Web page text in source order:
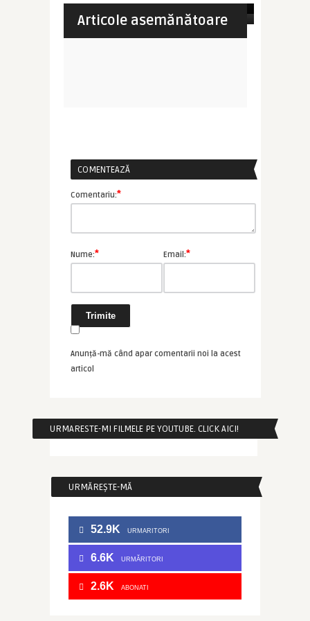
Articole asemănătoare
GRECIA
COMENTEAZĂ
Comentariu:*
Nume:* Email:*
Anunță-mă când apar comentarii noi la acest
articol
URMARESTE-MI FILMELE PE YOUTUBE. CLICK AICI!
URMĂREȘTE-MĂ
52.9K URMARITORI
6.6K URMĂRITORI
2.6K ABONATI